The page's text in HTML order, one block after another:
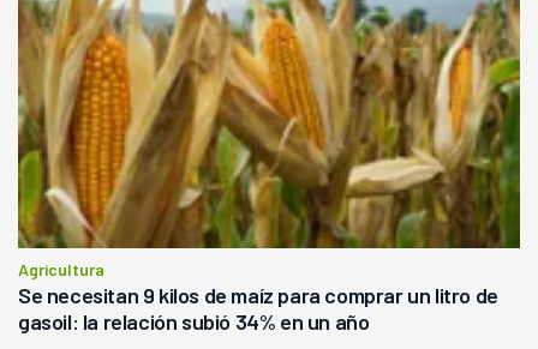
Agricultura
Se necesitan 9 kilos de maíz para comprar un litro de
gasoil: la relación subió 34% en un año